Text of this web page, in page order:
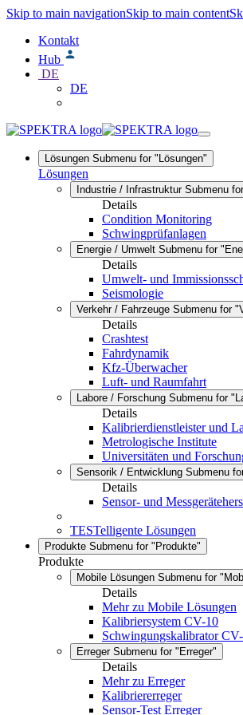
Skip to main navigationSkip to main content
Kontakt
Hub
DE
DE
Lösungen Submenu for "Lösungen"
Lösungen
Industrie / Infrastruktur Submenu
Details
Condition Monitoring
Schwingprüfanlagen
Energie / Umwelt Submenu for
Details
Umwelt- und
Seismologie
Verkehr / Fahrzeuge Submenu for
Details
Crashtest
Fahrdynamik
Kfz-Überwacher
Luft- und Raumfahrt
Labore / Forschung Submenu for
Details
Kalibrierdienstleister und
Metrologische Institute
Universitäten und
Sensorik / Entwicklung Submenu
Details
Sensor- und
TESTelligente Lösungen
Produkte Submenu for "Produkte"
Produkte
Mobile Lösungen Submenu for
Details
Mehr zu Mobile Lösungen
Kalibriersystem CV-10
Schwingungskalibrator
Erreger Submenu for "Erreger"
Details
Mehr zu Erreger
Kalibriererreger
Sensor-Test Erreger